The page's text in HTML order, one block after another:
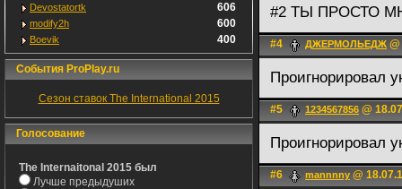
Devostatortk 606
modify2h 600
Boevik 400
События ProPlay.ru
Сезон ставок The International 2015
Голосование
The Internaitonal 2015 был
Лучше предыдуших
#2 ТЫ ПРОСТО
#4 ДЖЕРМОЛЬЕДЖ
Проигнорировал
#5 1234567856 @
Проигнорировал
#6 mannnny @